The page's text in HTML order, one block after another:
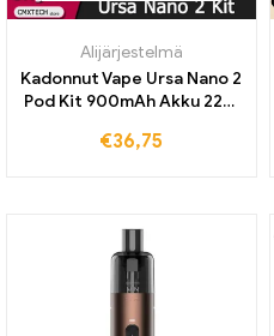
Alijärjestelmä
Kadonnut Vape Ursa Nano 2
Pod Kit 900mAh Akku 22W
Patrone 0.6/0,8 Ohm
€36,75